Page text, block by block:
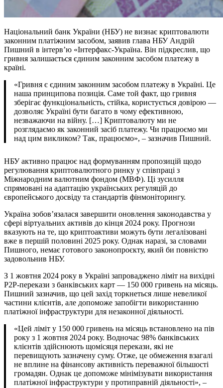
Національний банк України (НБУ) не визнає криптовалюти
законним платіжним засобом, заявив глава НБУ Андрій
Пишний в інтерв’ю «Інтерфакс-Україна. Він підкреслив, що
гривня залишається єдиним законним засобом платежу в
країні.
«Гривня є єдиним законним засобом платежу в Україні. Це
наша принципова позиція. Саме той факт, що гривня
зберігає функціональність, стійка, користується довірою —
дозволяє Україні бути багато в чому ефективною,
незважаючи на війну. […] Криптовалюту ми не
розглядаємо як законний засіб платежу. Чи працюємо ми
над цим викликом? Так, працюємо», – зазначив Пишний.
НБУ активно працює над формуванням пропозицій щодо
регулювання криптовалютного ринку у співпраці з
Міжнародним валютним фондом (МВФ). Ці зусилля
спрямовані на адаптацію українських регуляцій до
європейського досвіду та стандартів фінмоніторингу.
Україна зобов’язалася завершити оновлення законодавства у
сфері віртуальних активів до кінця 2024 року. Прогнози
вказують на те, що криптоактиви можуть бути легалізовані
вже в першій половині 2025 року. Однак наразі, за словами
Пишного, немає готового законопроєкту, який би повністю
задовольнив НБУ.
З 1 жовтня 2024 року в Україні запроваджено ліміт на вихідні
P2P-перекази з банківських карт — 150 000 гривень на місяць.
Пишний зазначив, що цей захід торкнеться лише невеликої
частини клієнтів, але допоможе запобігти використанню
платіжної інфраструктури для незаконної діяльності.
«Цей ліміт у 150 000 гривень на місяць встановлено на пів
року з 1 жовтня 2024 року. Водночас 98% банківських
клієнтів здійснюють щомісяця перекази, які не
перевищують зазначену суму. Отже, це обмеження взагалі
не вплине на фінансову активність переважної більшості
громадян. Однак це допоможе мінімізувати використання
платіжної інфраструктури у протиправній діяльності», –